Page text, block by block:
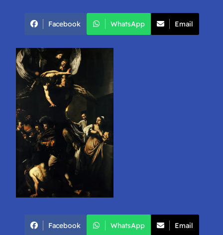
Facebook WhatsApp Email
Facebook WhatsApp Email